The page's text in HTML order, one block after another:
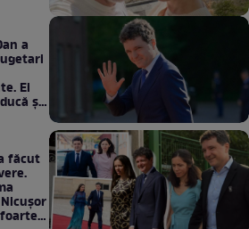
a
Ei
și
făcut